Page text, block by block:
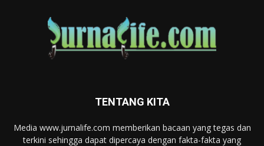
TENTANG KITA
Media www.jurnalife.com memberikan bacaan yang tegas dan
terkini sehingga dapat dipercaya dengan fakta-fakta yang